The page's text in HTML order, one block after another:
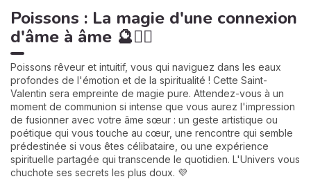
Poissons : La magie d'une connexion
d'âme à âme 🔮🧜‍♀️
Poissons rêveur et intuitif, vous qui naviguez dans les eaux
profondes de l'émotion et de la spiritualité ! Cette Saint-
Valentin sera empreinte de magie pure. Attendez-vous à un
moment de communion si intense que vous aurez l'impression
de fusionner avec votre âme sœur : un geste artistique ou
poétique qui vous touche au cœur, une rencontre qui semble
prédestinée si vous êtes célibataire, ou une expérience
spirituelle partagée qui transcende le quotidien. L'Univers vous
chuchote ses secrets les plus doux. 💜